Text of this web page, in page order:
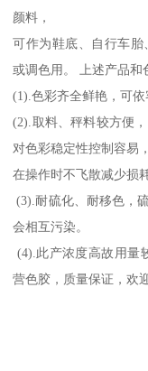
颜料，
可作为鞋底、自行车
或调色用。 上述产品和
(1).色彩齐全鲜艳，可依
(2).取料、秤料较方便
对色彩稳定性控制容易
在操作时不飞散减少损
(3).耐硫化、耐移色，
会相互污染。
(4).此产浓度高故用量
营色胶，质量保证，欢